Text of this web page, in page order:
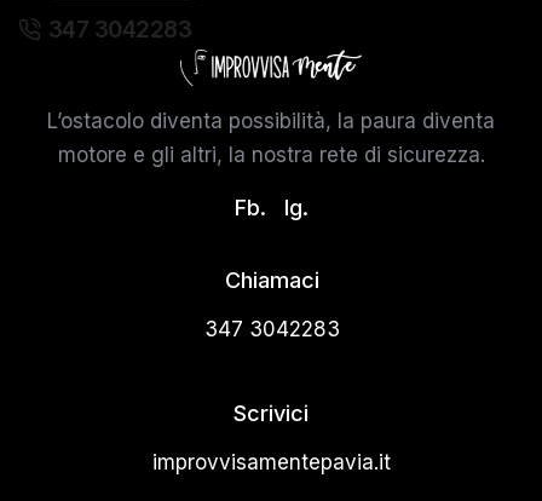
347 3042283
L’ostacolo diventa possibilità, la paura diventa
motore e gli altri, la nostra rete di sicurezza.
Fb. Ig.
Chiamaci
347 3042283
Scrivici
improvvisamentepavia.it